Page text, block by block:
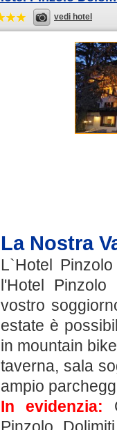
vedi hotel
La Nostra
L`Hotel
l'Hotel
vostro
estate è
in mountain
taverna, sala
ampio
In evidenzia: